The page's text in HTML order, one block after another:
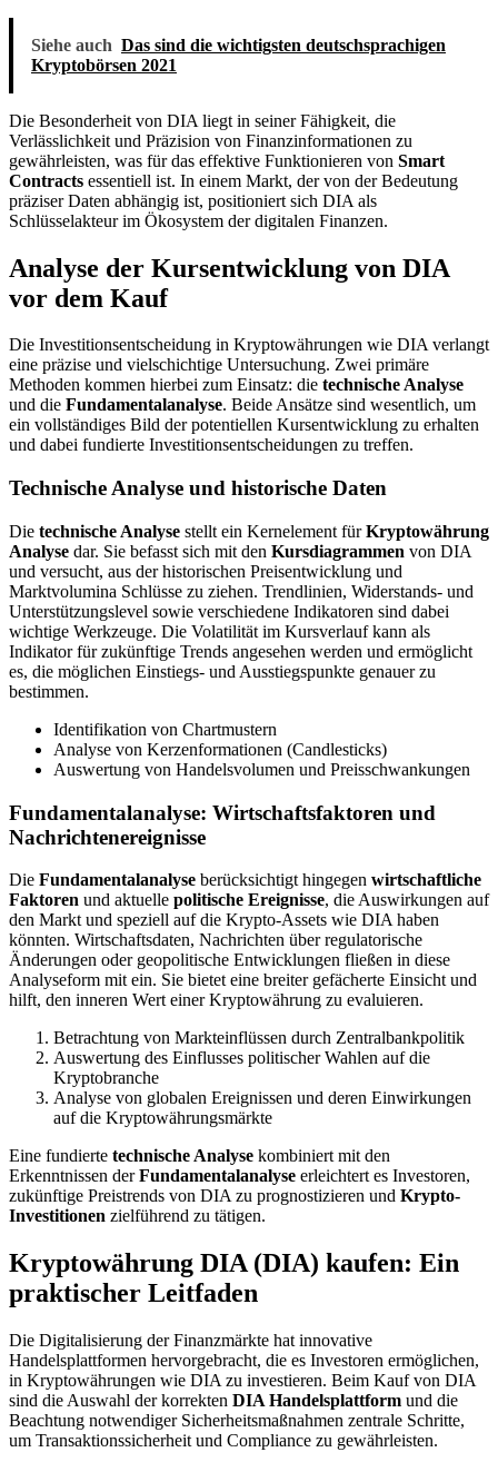
Siehe auch Das sind die wichtigsten deutschsprachigen
Kryptobörsen 2021
Die Besonderheit von DIA liegt in seiner Fähigkeit, die
Verlässlichkeit und Präzision von Finanzinformationen zu
gewährleisten, was für das effektive Funktionieren von Smart
Contracts essentiell ist. In einem Markt, der von der Bedeutung
präziser Daten abhängig ist, positioniert sich DIA als
Schlüsselakteur im Ökosystem der digitalen Finanzen.
Analyse der Kursentwicklung von DIA
vor dem Kauf
Die Investitionsentscheidung in Kryptowährungen wie DIA verlangt
eine präzise und vielschichtige Untersuchung. Zwei primäre
Methoden kommen hierbei zum Einsatz: die technische Analyse
und die Fundamentalanalyse. Beide Ansätze sind wesentlich, um
ein vollständiges Bild der potentiellen Kursentwicklung zu erhalten
und dabei fundierte Investitionsentscheidungen zu treffen.
Technische Analyse und historische Daten
Die technische Analyse stellt ein Kernelement fürKryptowährung
Analyse dar. Sie befasst sich mit den Kursdiagrammen von DIA
und versucht, aus der historischen Preisentwicklung und
Marktvolumina Schlüsse zu ziehen. Trendlinien, Widerstands- und
Unterstützungslevel sowie verschiedene Indikatoren sind dabei
wichtige Werkzeuge. Die Volatilität im Kursverlauf kann als
Indikator für zukünftige Trends angesehen werden und ermöglicht
es, die möglichen Einstiegs- und Ausstiegspunkte genauer zu
bestimmen.
Identifikation von Chartmustern
Analyse von Kerzenformationen (Candlesticks)
Auswertung von Handelsvolumen und Preisschwankungen
Fundamentalanalyse: Wirtschaftsfaktoren und
Nachrichtenereignisse
Die Fundamentalanalyse berücksichtigt hingegen wirtschaftliche
Faktoren und aktuelle politische Ereignisse, die Auswirkungen auf
den Markt und speziell auf die Krypto-Assets wie DIA haben
könnten. Wirtschaftsdaten, Nachrichten über regulatorische
Änderungen oder geopolitische Entwicklungen fließen in diese
Analyseform mit ein. Sie bietet eine breiter gefächerte Einsicht und
hilft, den inneren Wert einer Kryptowährung zu evaluieren.
Betrachtung von Markteinflüssen durch Zentralbankpolitik
Auswertung des Einflusses politischer Wahlen auf die
Kryptobranche
Analyse von globalen Ereignissen und deren Einwirkungen
auf die Kryptowährungsmärkte
Eine fundierte technische Analyse kombiniert mit den
Erkenntnissen derFundamentalanalyse erleichtert es Investoren,
zukünftige Preistrends von DIA zu prognostizieren und Krypto-
Investitionen zielführend zu tätigen.
Kryptowährung DIA (DIA) kaufen: Ein
praktischer Leitfaden
Die Digitalisierung der Finanzmärkte hat innovative
Handelsplattformen hervorgebracht, die es Investoren ermöglichen,
in Kryptowährungen wie DIA zu investieren. Beim Kauf von DIA
sind die Auswahl der korrekten DIA Handelsplattform und die
Beachtung notwendiger Sicherheitsmaßnahmen zentrale Schritte,
um Transaktionssicherheit und Compliance zu gewährleisten.